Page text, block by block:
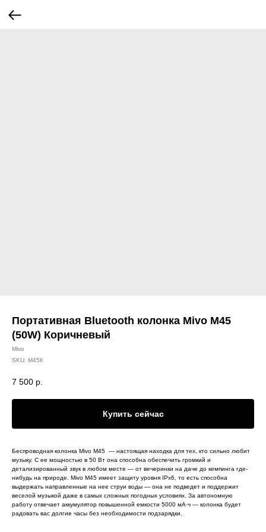
Портативная Bluetooth колонка Mivo M45
(50W) Коричневый
Mivo
SKU: M45К
7 500 р.
Купить сейчас
Беспроводная колонка Mivo M45 — настоящая находка для тех, кто сильно любит
музыку. С ее мощностью в 50 Вт она способна обеспечить громкий и
детализированный звук в любом месте — от вечеринки на даче до кемпинга где-
нибудь на природе. Mivo M45 имеет защиту уровня IPx6, то есть способна
выдержать направленные на нее струи воды — она не подведет и поддержит
веселой музыкой даже в самых сложных погодных условиях. За автономную
работу отвечает аккумулятор повышенной емкости 5000 мА·ч — колонка будет
радовать вас долгие часы без необходимости подзарядки.